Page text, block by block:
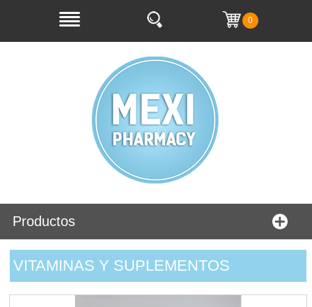
0
Productos
VITAMINAS Y SUPLEMENTOS